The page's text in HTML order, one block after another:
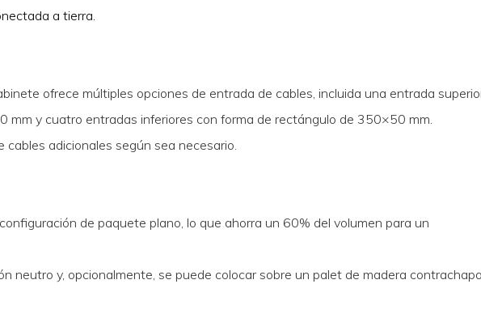
a tierra.
ofrece múltiples opciones de entrada de cables, incluida una entrada
mm y cuatro entradas inferiores con forma de rectángulo de 350×50 mm.
adicionales según sea necesario.
de paquete plano, lo que ahorra un 60% del volumen para un
neutro y, opcionalmente, se puede colocar sobre un palet de madera